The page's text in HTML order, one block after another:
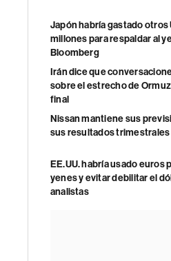
Japón habría gastado
millones para respaldar al
Bloomberg
Irán dice que
sobre el estrecho de
final
Nissan mantiene sus
sus resultados trimestrales
EE.UU. habría usado euros
yenes y evitar debilitar el
analistas